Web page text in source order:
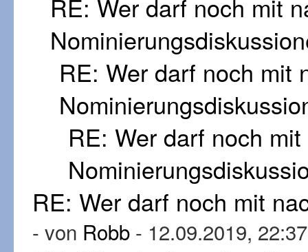
RE: Wer darf noch mit
RE: Wer darf noch mit
RE: Wer darf noch
RE: Wer darf noch mit
- von Robb - 12.09.2019, 22:37